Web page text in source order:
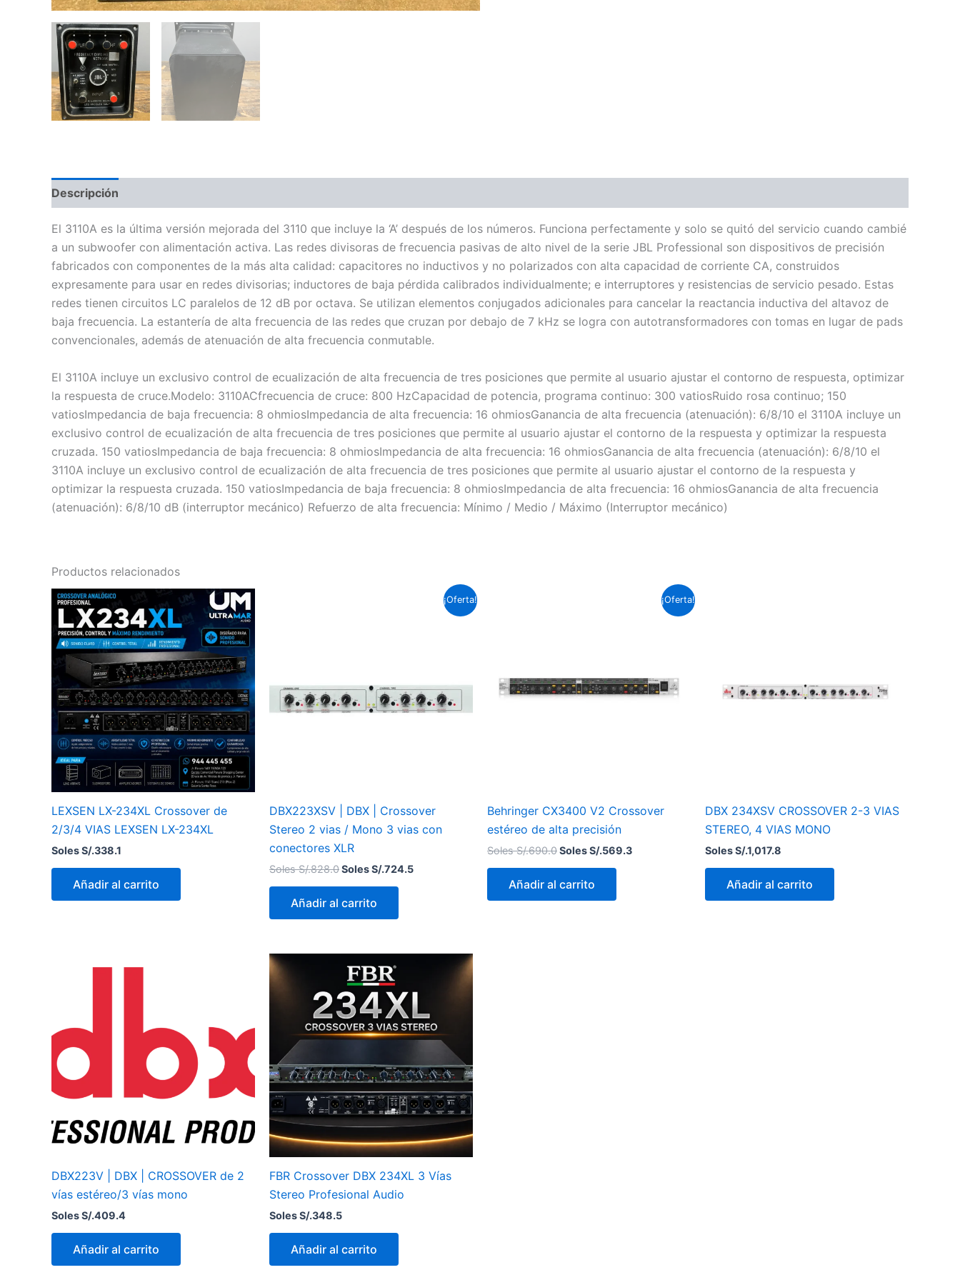
Descripción
El 3110A es la última versión mejorada del 3110 que incluye la ‘A’ después de los números. Funciona perfectamente y solo se quitó del servicio cuando cambié
a un subwoofer con alimentación activa. Las redes divisoras de frecuencia pasivas de alto nivel de la serie JBL Professional son dispositivos de precisión
fabricados con componentes de la más alta calidad: capacitores no inductivos y no polarizados con alta capacidad de corriente CA, construidos
expresamente para usar en redes divisorias; inductores de baja pérdida calibrados individualmente; e interruptores y resistencias de servicio pesado. Estas
redes tienen circuitos LC paralelos de 12 dB por octava. Se utilizan elementos conjugados adicionales para cancelar la reactancia inductiva del altavoz de
baja frecuencia. La estantería de alta frecuencia de las redes que cruzan por debajo de 7 kHz se logra con autotransformadores con tomas en lugar de pads
convencionales, además de atenuación de alta frecuencia conmutable.
El 3110A incluye un exclusivo control de ecualización de alta frecuencia de tres posiciones que permite al usuario ajustar el contorno de respuesta, optimizar
la respuesta de cruce.Modelo: 3110ACfrecuencia de cruce: 800 HzCapacidad de potencia, programa continuo: 300 vatiosRuido rosa continuo; 150
vatiosImpedancia de baja frecuencia: 8 ohmiosImpedancia de alta frecuencia: 16 ohmiosGanancia de alta frecuencia (atenuación): 6/8/10 el 3110A incluye un
exclusivo control de ecualización de alta frecuencia de tres posiciones que permite al usuario ajustar el contorno de la respuesta y optimizar la respuesta
cruzada. 150 vatiosImpedancia de baja frecuencia: 8 ohmiosImpedancia de alta frecuencia: 16 ohmiosGanancia de alta frecuencia (atenuación): 6/8/10 el
3110A incluye un exclusivo control de ecualización de alta frecuencia de tres posiciones que permite al usuario ajustar el contorno de la respuesta y
optimizar la respuesta cruzada. 150 vatiosImpedancia de baja frecuencia: 8 ohmiosImpedancia de alta frecuencia: 16 ohmiosGanancia de alta frecuencia
(atenuación): 6/8/10 dB (interruptor mecánico) Refuerzo de alta frecuencia: Mínimo / Medio / Máximo (Interruptor mecánico)
Productos relacionados
LEXSEN LX-234XL Crossover de
2/3/4 VIAS LEXSEN LX-234XL
Soles S/.338.1
Añadir al carrito
¡Oferta!
DBX223XSV | DBX | Crossover
Stereo 2 vias / Mono 3 vias con
conectores XLR
Soles S/.828.0Soles S/.724.5
precio
Añadir al carrito
¡Oferta!
Behringer CX3400 V2 Crossover
estéreo de alta precisión
Soles S/.690.0Soles S/.569.3
precio
Añadir al carrito
DBX 234XSV CROSSOVER 2-3 VIAS
STEREO, 4 VIAS MONO
Soles S/.1,017.8
Añadir al carrito
DBX223V | DBX | CROSSOVER de 2
vías estéreo/3 vías mono
Soles S/.409.4
Añadir al carrito
FBR Crossover DBX 234XL 3 Vías
Stereo Profesional Audio
Soles S/.348.5
Añadir al carrito